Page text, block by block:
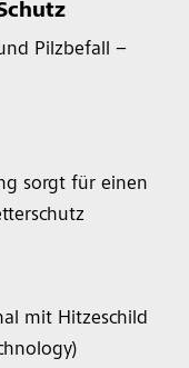
Pilzbefall –
sorgt für einen
mit Hitzeschild